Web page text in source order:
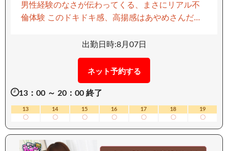
男性経験のなさが伝わってくる、まさにリアル不
倫体験 このドキドキ感、高揚感はあやめさんだけ
の様な初々しさで頬を染め 期待感からの高揚感で
これから起こる秘め事に興奮度MAX！？ なかなか
自分からアプローチ出来ないので優しくひも解い
ていけば 貴方色に染まった「あやめ」さんの悶え
るお姿は格別なものがあり 貴方様だけが特別に味
わえることとなるでしょう！ 濃厚でねっとりとし
たお口でのご奉仕は彼女の虜になってしまいます
出勤日時:8月07日
ネット予約する
13：00 ～ 20：00 終了
13
〇
14
〇
15
〇
16
〇
17
〇
18
〇
19
〇